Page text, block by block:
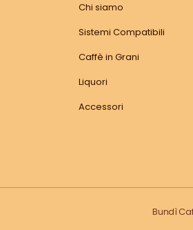
Chi siamo
Sistemi Compatibili
Caffè in Grani
Liquori
Accessori
Bundì